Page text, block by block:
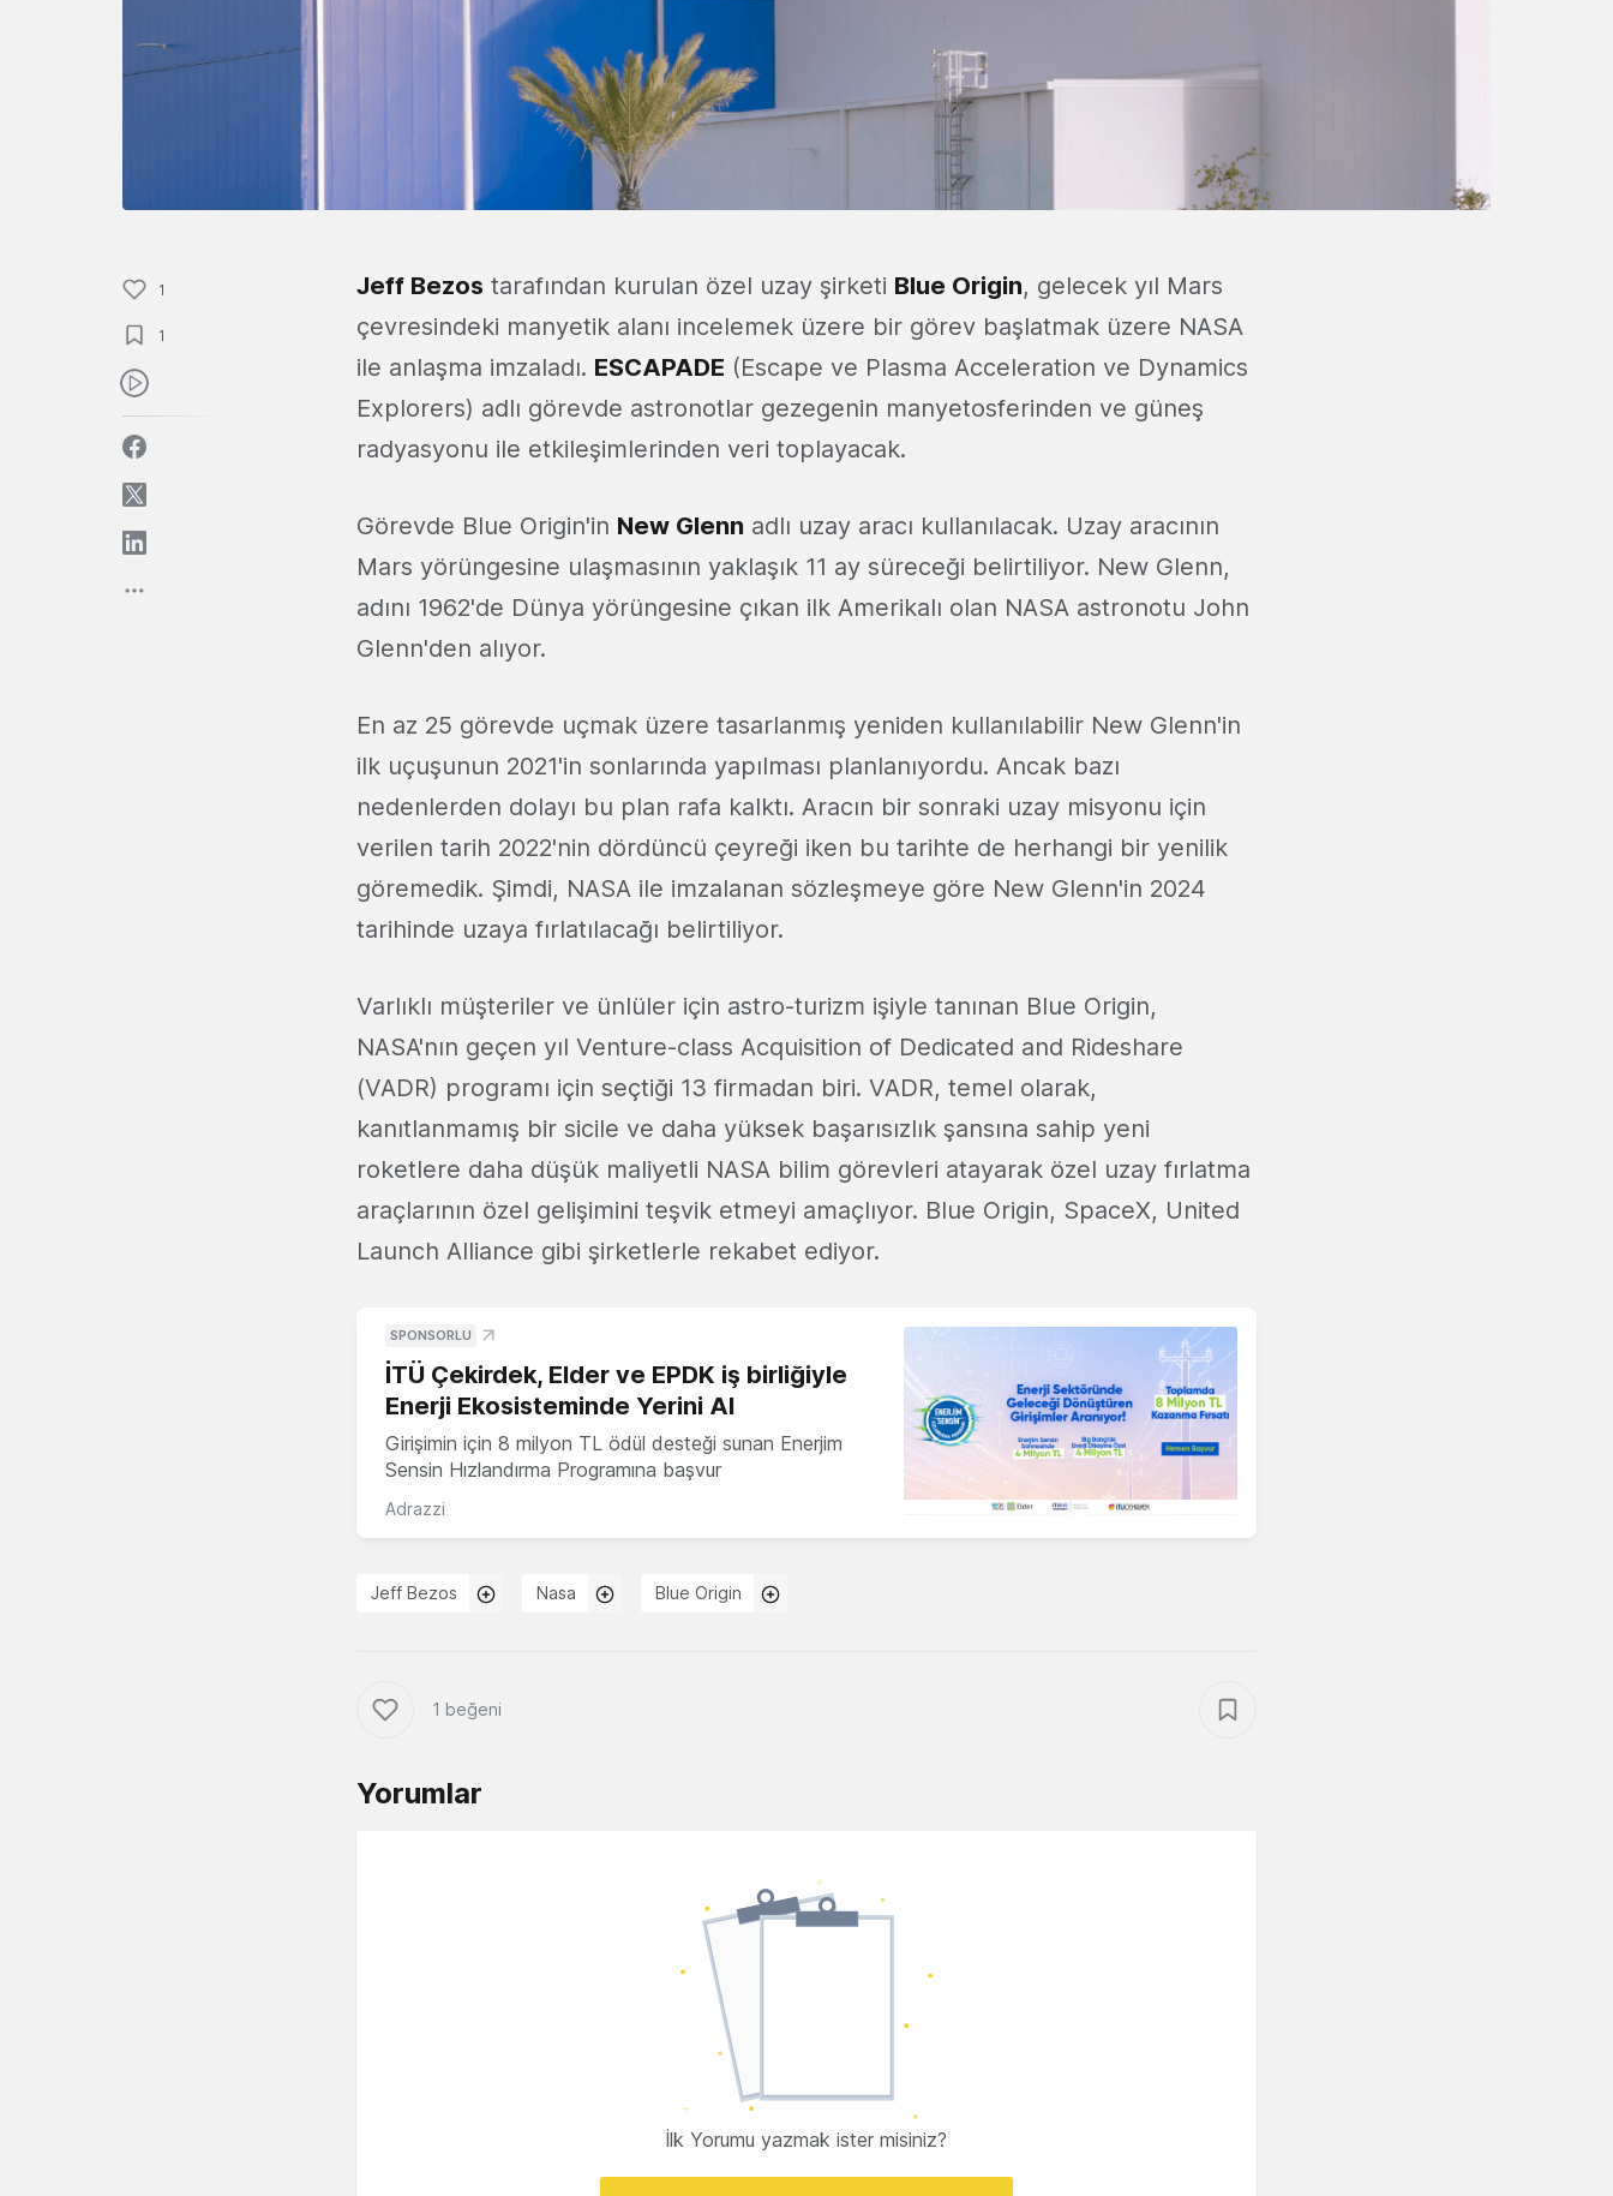
1
1
Jeff Bezos tarafından kurulan özel uzay şirketi Blue Origin, gelecek yıl Mars
çevresindeki manyetik alanı incelemek üzere bir görev başlatmak üzere NASA
ile anlaşma imzaladı. ESCAPADE (Escape ve Plasma Acceleration ve Dynamics
Explorers) adlı görevde astronotlar gezegenin manyetosferinden ve güneş
radyasyonu ile etkileşimlerinden veri toplayacak.
Görevde Blue Origin'in New Glenn adlı uzay aracı kullanılacak. Uzay aracının
Mars yörüngesine ulaşmasının yaklaşık 11 ay süreceği belirtiliyor. New Glenn,
adını 1962'de Dünya yörüngesine çıkan ilk Amerikalı olan NASA astronotu John
Glenn'den alıyor.
En az 25 görevde uçmak üzere tasarlanmış yeniden kullanılabilir New Glenn'in
ilk uçuşunun 2021'in sonlarında yapılması planlanıyordu. Ancak bazı
nedenlerden dolayı bu plan rafa kalktı. Aracın bir sonraki uzay misyonu için
verilen tarih 2022'nin dördüncü çeyreği iken bu tarihte de herhangi bir yenilik
göremedik. Şimdi, NASA ile imzalanan sözleşmeye göre New Glenn'in 2024
tarihinde uzaya fırlatılacağı belirtiliyor.
Varlıklı müşteriler ve ünlüler için astro-turizm işiyle tanınan Blue Origin,
NASA'nın geçen yıl Venture-class Acquisition of Dedicated and Rideshare
(VADR) programı için seçtiği 13 firmadan biri. VADR, temel olarak,
kanıtlanmamış bir sicile ve daha yüksek başarısızlık şansına sahip yeni
roketlere daha düşük maliyetli NASA bilim görevleri atayarak özel uzay fırlatma
araçlarının özel gelişimini teşvik etmeyi amaçlıyor. Blue Origin, SpaceX, United
Launch Alliance gibi şirketlerle rekabet ediyor.
SPONSORLU
İTÜ Çekirdek, Elder ve EPDK iş birliğiyle
Enerji Ekosisteminde Yerini Al
Girişimin için 8 milyon TL ödül desteği sunan Enerjim
Sensin Hızlandırma Programına başvur
Adrazzi
Jeff Bezos Nasa Blue Origin
1 beğeni
Yorumlar
İlk Yorumu yazmak ister misiniz?